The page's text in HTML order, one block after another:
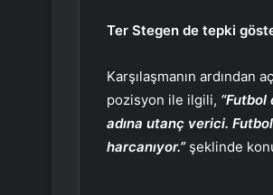
Ter Stegen de tepki
Karşılaşmanın ardından
pozisyon ile ilgili, “Futbol
adına utanç verici.
harcanıyor.”şeklinde